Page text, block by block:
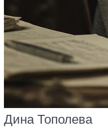
Дина Тополева